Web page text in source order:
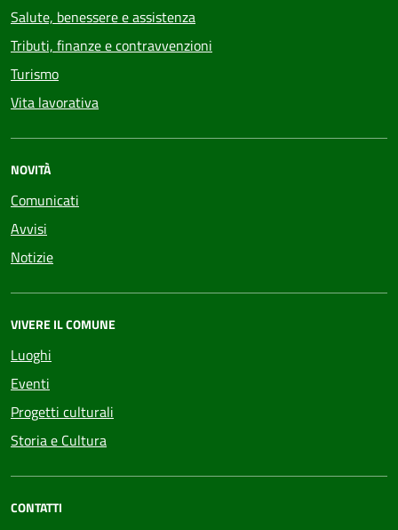
Salute, benessere e assistenza
Tributi, finanze e contravvenzioni
Turismo
Vita lavorativa
NOVITÀ
Comunicati
Avvisi
Notizie
VIVERE IL COMUNE
Luoghi
Eventi
Progetti culturali
Storia e Cultura
CONTATTI